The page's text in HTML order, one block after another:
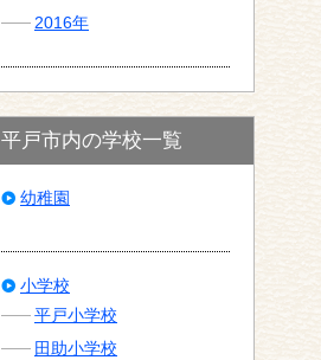
2016年
平戸市内の学校一覧
幼稚園
小学校
平戸小学校
田助小学校